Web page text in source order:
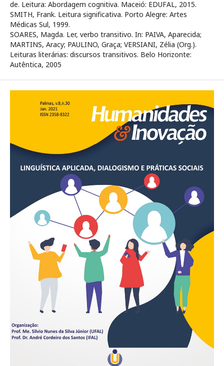
de. Leitura: Abordagem cognitiva. Maceió: EDUFAL, 2015.
SMITH, Frank. Leitura significativa. Porto Alegre: Artes
Médicas Sul, 1999.
SOARES, Magda. Ler, verbo transitivo. In: PAIVA, Aparecida;
MARTINS, Aracy; PAULINO, Graça; VERSIANI, Zélia (Org.).
Leituras literárias: discursos transitivos. Belo Horizonte:
Autêntica, 2005